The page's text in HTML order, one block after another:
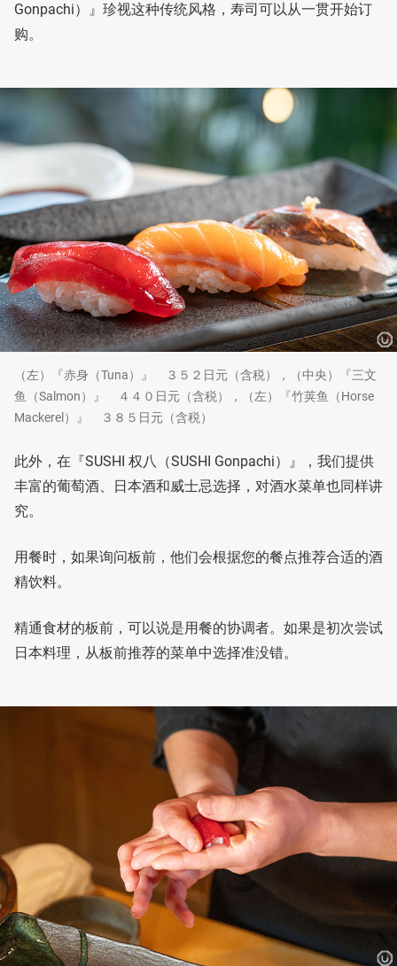
Gonpachi）』珍视这种传统风格，寿司可以从一贯开始订
购。
（左）『赤身（Tuna）』 ３５２日元（含税），（中央）『三文
鱼（Salmon）』 ４４０日元（含税），（左）『竹荚鱼（Horse
Mackerel）』 ３８５日元（含税）
此外，在『SUSHI 权八（SUSHI Gonpachi）』，我们提供
丰富的葡萄酒、日本酒和威士忌选择，对酒水菜单也同样讲
究。
用餐时，如果询问板前，他们会根据您的餐点推荐合适的酒
精饮料。
精通食材的板前，可以说是用餐的协调者。如果是初次尝试
日本料理，从板前推荐的菜单中选择准没错。